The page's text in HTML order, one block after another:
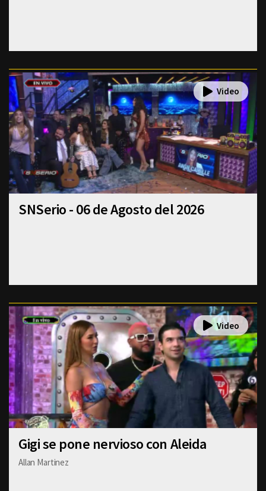
SNSerio - 06 de Agosto del 2026
Gigi se pone nervioso con Aleida
Allan Martinez